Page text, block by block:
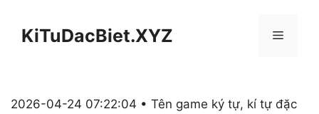
KiTuDacBiet.XYZ Menu
2026-04-24 07:22:04 • Tên game ký tự, kí tự đặc